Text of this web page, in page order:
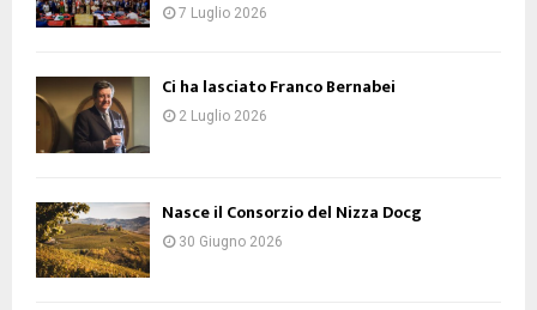
7 Luglio 2026
Ci ha lasciato Franco Bernabei
2 Luglio 2026
Nasce il Consorzio del Nizza Docg
30 Giugno 2026